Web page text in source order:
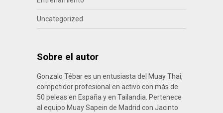
Uncategorized
Sobre el autor
Gonzalo Tébar es un entusiasta del Muay Thai,
competidor profesional en activo con más de
50 peleas en España y en Tailandia. Pertenece
al equipo Muay Sapein de Madrid con Jacinto